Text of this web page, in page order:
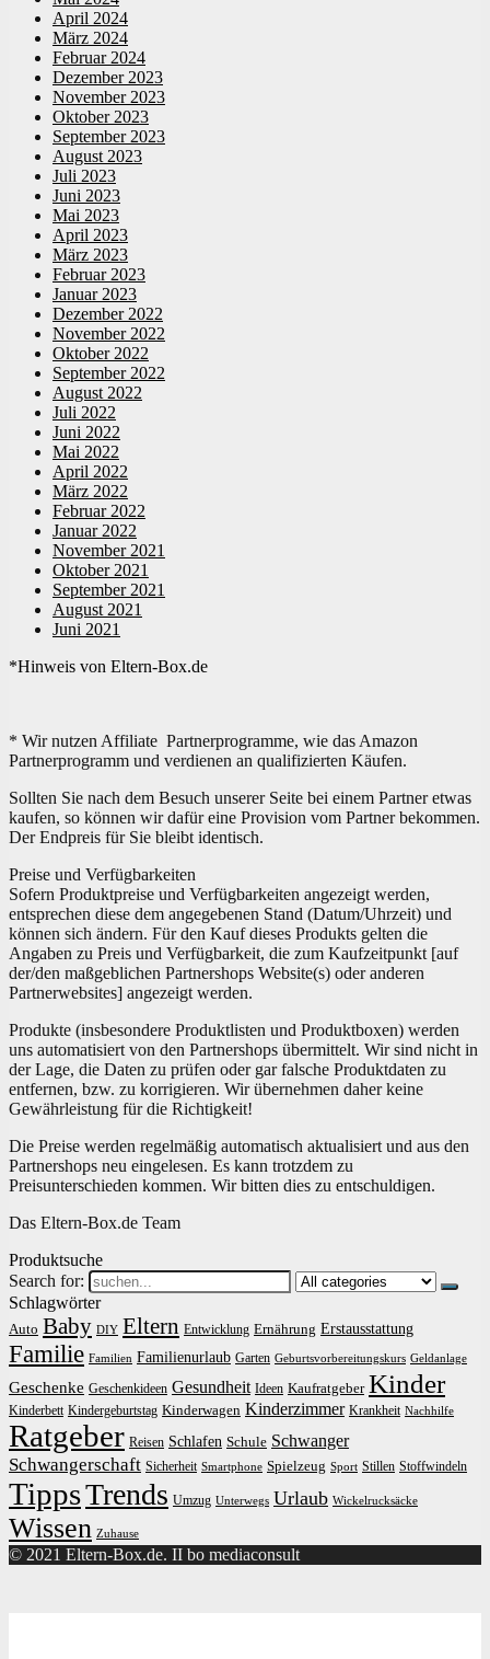
April 2024
März 2024
Februar 2024
Dezember 2023
November 2023
Oktober 2023
September 2023
August 2023
Juli 2023
Juni 2023
Mai 2023
April 2023
März 2023
Februar 2023
Januar 2023
Dezember 2022
November 2022
Oktober 2022
September 2022
August 2022
Juli 2022
Juni 2022
Mai 2022
April 2022
März 2022
Februar 2022
Januar 2022
November 2021
Oktober 2021
September 2021
August 2021
Juni 2021
*Hinweis von Eltern-Box.de
* Wir nutzen Affiliate Partnerprogramme, wie das Amazon
Partnerprogramm und verdienen an qualifizierten Käufen.
Sollten Sie nach dem Besuch unserer Seite bei einem Partner etwas
kaufen, so können wir dafür eine Provision vom Partner bekommen.
Der Endpreis für Sie bleibt identisch.
Preise und Verfügbarkeiten
Sofern Produktpreise und Verfügbarkeiten angezeigt werden,
entsprechen diese dem angegebenen Stand (Datum/Uhrzeit) und
können sich ändern. Für den Kauf dieses Produkts gelten die
Angaben zu Preis und Verfügbarkeit, die zum Kaufzeitpunkt [auf
der/den maßgeblichen Partnershops Website(s) oder anderen
Partnerwebsites] angezeigt werden.
Produkte (insbesondere Produktlisten und Produktboxen) werden
uns automatisiert von den Partnershops übermittelt. Wir sind nicht in
der Lage, die Daten zu prüfen oder gar falsche Produktdaten zu
entfernen, bzw. zu korrigieren. Wir übernehmen daher keine
Gewährleistung für die Richtigkeit!
Die Preise werden regelmäßig automatisch aktualisiert und aus den
Partnershops neu eingelesen. Es kann trotzdem zu
Preisunterschieden kommen. Wir bitten dies zu entschuldigen.
Das Eltern-Box.de Team
Produktsuche
Search for:
Schlagwörter
Auto Baby DIY Eltern Entwicklung Ernährung Erstausstattung
Familie Familien Familienurlaub Garten Geburtsvorbereitungskurs Geldanlage
Geschenke Geschenkideen Gesundheit Ideen Kaufratgeber Kinder
Kinderbett Kindergeburtstag Kinderwagen Kinderzimmer Krankheit Nachhilfe
Ratgeber Reisen Schlafen Schule Schwanger
Schwangerschaft Sicherheit Smartphone Spielzeug Sport Stillen Stoffwindeln
TippsTrends Umzug Unterwegs Urlaub Wickelrucksäcke
Wissen Zuhause
© 2021 Eltern-Box.de. II bo mediaconsult